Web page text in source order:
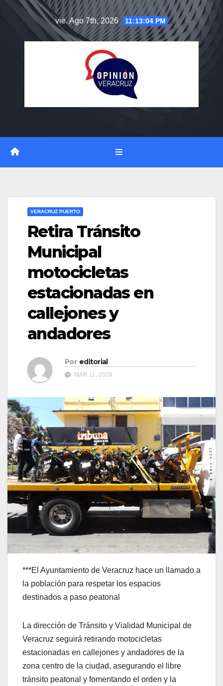
vie. Ago 7th, 2026 11:13:04 PM
VERACRUZ PUERTO
Retira Tránsito
Municipal
motocicletas
estacionadas en
callejones y
andadores
Por editorial
MAR 11, 2026
***El Ayuntamiento de Veracruz hace un llamado a
la población para respetar los espacios
destinados a paso peatonal
La dirección de Tránsito y Vialidad Municipal de
Veracruz seguirá retirando motocicletas
estacionadas en callejones y andadores de la
zona centro de la ciudad, asegurando el libre
tránsito peatonal y fomentando el orden y la